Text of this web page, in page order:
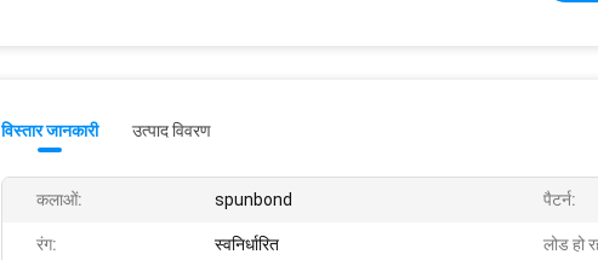
विस्तार जानकारी उत्पाद विवरण
कलाओं: spunbond पैटर्न:
रंग: स्वनिर्धारित लोड हो